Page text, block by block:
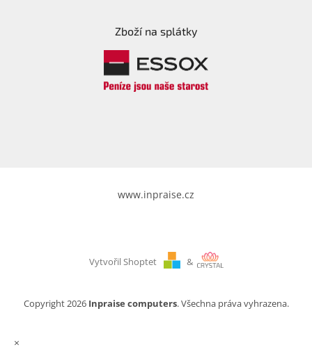
Zboží na splátky
www.inpraise.cz
Vytvořil Shoptet &
Copyright 2026 Inpraise computers. Všechna práva vyhrazena.
×